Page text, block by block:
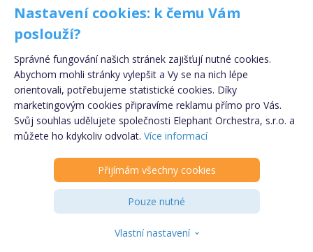
Odeslat kopii na můj e-mail
parlamentu a Rady (EU) č. 2016/679 ze dne 27. dubna 2016, obecného nařízení
o ochraně osobních údajů (GDPR) uchovávány, ani zpracovávány. Po
zodpovězení dotazu dojde k okamžité likvidaci osobních údajů.
Copyright © 2009 - 2024 - eSpolupráce.cz,
provozovatelem je Elephant Orchestra s.r.o., součástí
Klik.cz & ePojisteni.cz s.r.o.
Informace o souborech cookies
Podmínky
zpracování osobních údajů
|Odhlášení z newsletteru
Registrujte seZDARMA
PARTNER
INZERENT
Nastavení cookies: k čemu Vám
poslouží?
Správné fungování našich stránek zajišťují nutné cookies.
Abychom mohli stránky vylepšit a Vy se na nich lépe
orientovali, potřebujeme statistické cookies. Díky
marketingovým cookies připravíme reklamu přímo pro Vás.
Svůj souhlas udělujete společnosti Elephant Orchestra, s.r.o. a
můžete ho kdykoliv odvolat. Více informací
Přijímám všechny cookies
Pouze nutné
Vlastní nastavení